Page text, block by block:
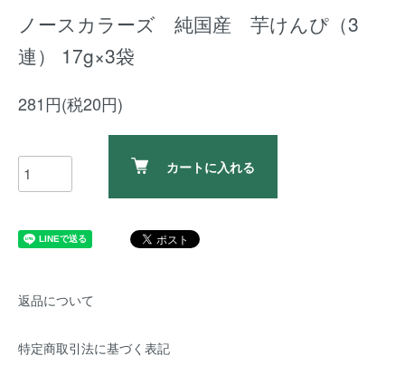
ノースカラーズ 純国産 芋けんぴ（3
連） 17g×3袋
281円(税20円)
カートに入れる
返品について
特定商取引法に基づく表記